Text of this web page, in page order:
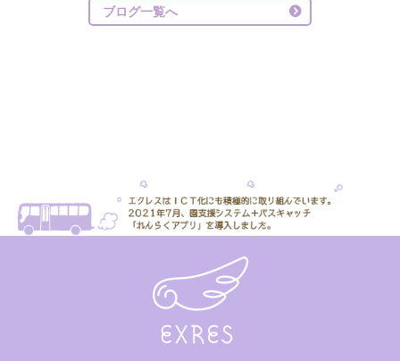
ブログ一覧へ